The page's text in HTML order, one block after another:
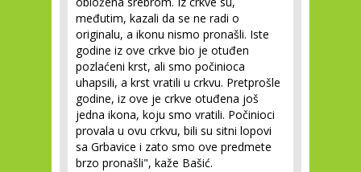
međutim, kazali da se ne radi o
originalu, a ikonu nismo pronašli. Iste
godine iz ove crkve bio je otuđen
pozlaćeni krst, ali smo počinioca
uhapsili, a krst vratili u crkvu. Pretprošle
godine, iz ove je crkve otuđena još
jedna ikona, koju smo vratili. Počinioci
provala u ovu crkvu, bili su sitni lopovi
sa Grbavice i zato smo ove predmete
brzo pronašli", kaže Bašić.